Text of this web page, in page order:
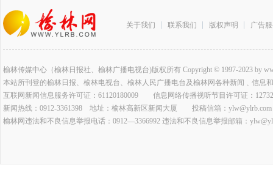
关于我们 联系我们 版权声明 广告
榆林传媒中心（榆林日报社、榆林广播电视台)版权所有 Copyright © 1997-2023 by
本站所刊登的榆林日报、榆林电视台、榆林人民广播电台及榆林网各种新闻﹑信
互联网新闻信息服务许可证：61120180009 信息网络传播视听节目许可证：
新闻热线：0912-3361398 地址：榆林高新区新闻大厦 投稿信箱：ylw@ylrb.com
榆林网违法和不良信息举报电话：0912—3366992 违法和不良信息举报邮箱：